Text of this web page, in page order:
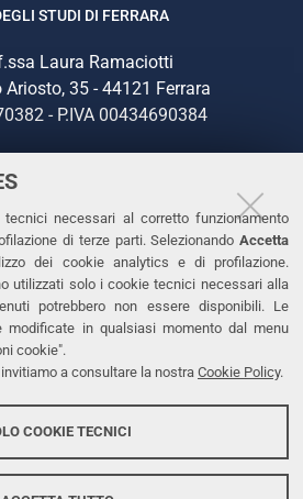
necessari al corretto funzionamento
di terze parti. Selezionando Accetta
dei cookie analytics e di profilazione.
utilizzati solo i cookie tecnici necessari alla
potrebbero non essere disponibili. Le
modificate in qualsiasi momento dal menu
cookie".
a consultare la nostra Cookie Policy.
COOKIE TECNICI
STUDI DI FERRARA
Laura Ramaciotti
35 - 44121 Ferrara
- P.IVA 00434690384
293111
293031
di accessibilità
personali